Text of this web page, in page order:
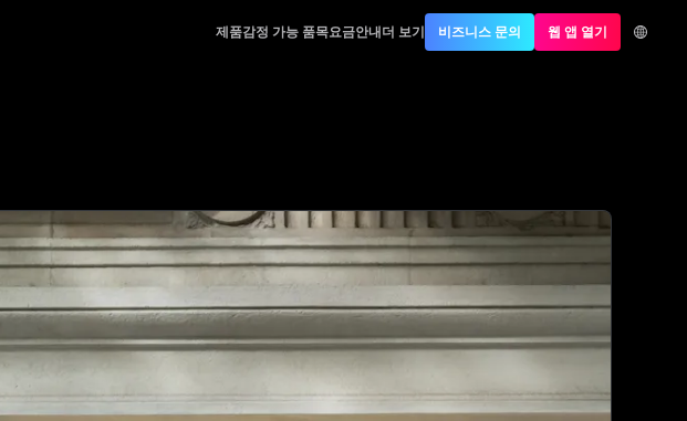
제품감정 가능 품목요금안내더 보기 비즈니스 문의 웹 앱 열기